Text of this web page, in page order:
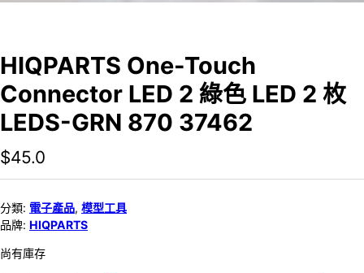
HIQPARTS One-Touch
Connector LED 2 綠色 LED 2 枚
LEDS-GRN 870 37462
$45.0
分類: 電子產品, 模型工具
品牌: HIQPARTS
尚有庫存